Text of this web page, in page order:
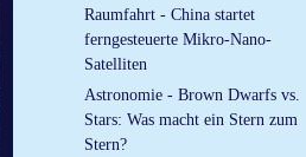
Raumfahrt - China startet
ferngesteuerte Mikro-Nano-
Satelliten
Astronomie - Brown Dwarfs vs.
Stars: Was macht ein Stern zum
Stern?